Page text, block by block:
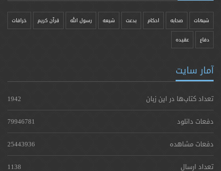
شبهات صحابه احکام بدعت شیعه رسول الله قرآن کریم خرافات
دفاع عقیده
آمار سایت
تعداد کتاب‌ها در این زبان
1942
دفعات دانلود
79946781
دفعات مشاهده
25443936
تعداد ارسال
1138